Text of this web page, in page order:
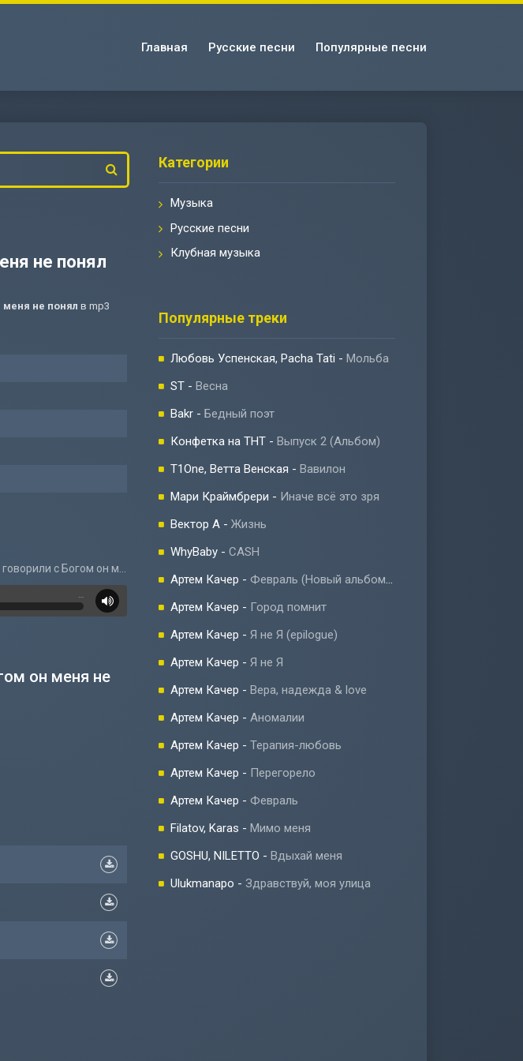
Главная Русские песни Популярные песни
не понял
меня не понял в mp3
…
он меня не
Категории
Музыка
Русские песни
Клубная музыка
Популярные треки
Любовь Успенская, Pacha Tati - Мольба
ST - Весна
Bakr - Бедный поэт
Конфетка на ТНТ - Выпуск 2 (Альбом)
T1One, Ветта Венская - Вавилон
Мари Краймбрери - Иначе всё это зря
Вектор А - Жизнь
WhyBaby - CASH
Артем Качер - Февраль (Новый альбом 2023)
Артем Качер - Город помнит
Артем Качер - Я не Я (epilogue)
Артем Качер - Я не Я
Артем Качер - Вера, надежда & love
Артем Качер - Аномалии
Артем Качер - Терапия-любовь
Артем Качер - Перегорело
Артем Качер - Февраль
Filatov, Karas - Мимо меня
GOSHU, NILETTO - Вдыхай меня
Ulukmanapo - Здравствуй, моя улица